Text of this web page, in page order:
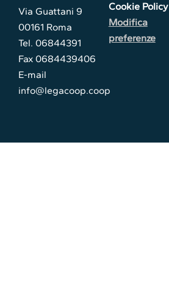
Via Guattani 9
00161 Roma
Tel. 06844391
Fax 0684439406
E-mail
info@legacoop.coop
Cookie Policy
Modifica
preferenze